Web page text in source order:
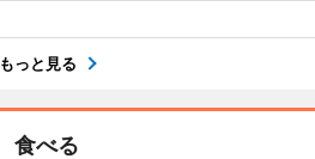
もっと見る
食べる